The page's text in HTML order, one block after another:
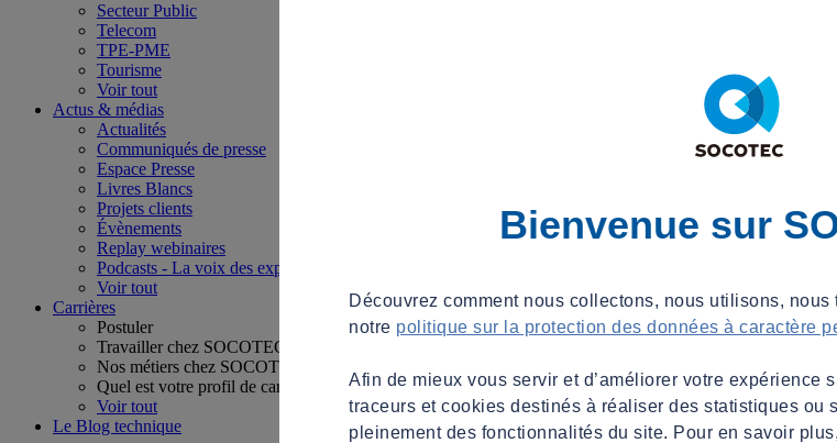
Secteur Public
Telecom
TPE-PME
Tourisme
Voir tout
Actus & médias
Actualités
Communiqués de presse
Espace Presse
Livres Blancs
Projets clients
Évènements
Replay webinaires
Podcasts - La voix des experts
Voir tout
Carrières
Postuler
Travailler chez SOCOTEC
Nos métiers chez SOCOTEC
Quel est votre profil de candidat ?
Voir tout
Le Blog technique
Bienvenue sur
Découvrez comment nous collectons, nous utilisons,
notre politique sur la protection des données à caractère
Afin de mieux vous servir et d’améliorer votre expérience
traceurs et cookies destinés à réaliser des statistiques ou
pleinement des fonctionnalités du site. Pour en savoir plus,